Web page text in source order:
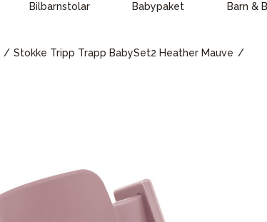
Bilbarnstolar Babypaket Barn &
Stokke Tripp Trapp BabySet2 Heather Mauve